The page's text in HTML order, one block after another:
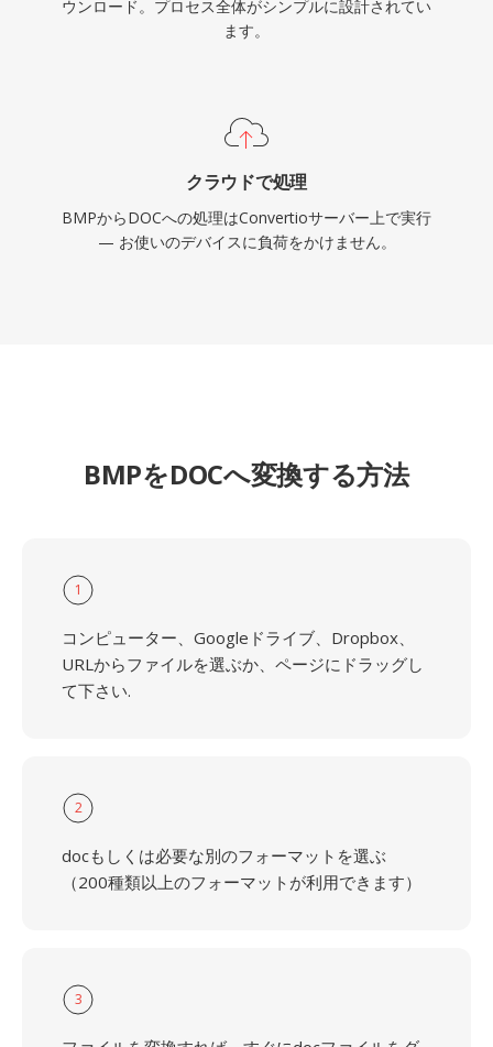
ウンロード。プロセス全体がシンプルに設計されてい
ます。
クラウドで処理
BMPからDOCへの処理はConvertioサーバー上で実行
— お使いのデバイスに負荷をかけません。
BMPをDOCへ変換する方法
1
コンピューター、Googleドライブ、Dropbox、
URLからファイルを選ぶか、ページにドラッグし
て下さい.
2
docもしくは必要な別のフォーマットを選ぶ
（200種類以上のフォーマットが利用できます）
3